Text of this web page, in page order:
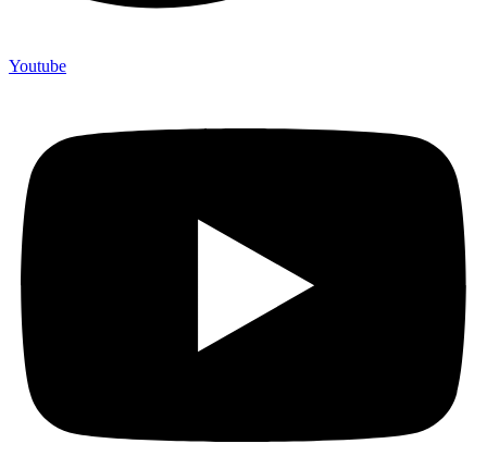
Youtube